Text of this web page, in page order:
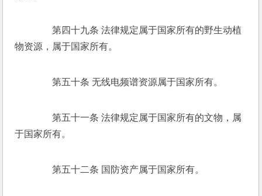
第四十九条 法律规定属于国家所有的野生动植
物资源，属于国家所有。
第五十条 无线电频谱资源属于国家所有。
第五十一条 法律规定属于国家所有的文物，属
于国家所有。
第五十二条 国防资产属于国家所有。